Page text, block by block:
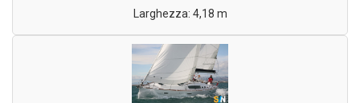
Larghezza: 4,18 m